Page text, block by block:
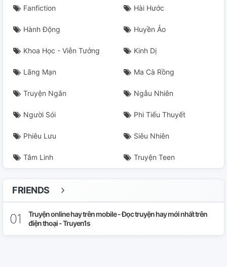
Fanfiction Hài Hước
Hành Động Huyền Ảo
Khoa Học - Viễn Tưởng Kinh Dị
Lãng Mạn Ma Cà Rồng
Truyện Ngắn Ngẫu Nhiên
Người Sói Phi Tiểu Thuyết
Phiêu Lưu Siêu Nhiên
Tâm Linh Truyện Teen
FRIENDS
Truyện online hay trên mobile - Đọc truyện hay mới nhất trên
điện thoại - Truyen1s